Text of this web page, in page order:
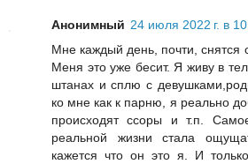
Анонимный 24 июля 2022 г. в
Мне каждый день, почти, снятся
Меня это уже бесит. Я живу в
штанах и сплю с
ко мне как к парню, я реально
происходят ссоры и т.п.
реальной жизни стала
кажется что он это я. И